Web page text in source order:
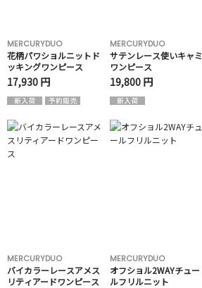
MERCURYDUO
花柄パワショルニットド
ッキングワンピース
17,930 円
MERCURYDUO
サテンレース使いキャミ
ワンピース
19,800 円
MERCURYDUO
バイカラーレースアメス
リティアードワンピース
MERCURYDUO
オフショル2WAYチュー
ルフリルニット